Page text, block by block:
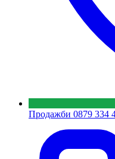
Продажби 0879 334